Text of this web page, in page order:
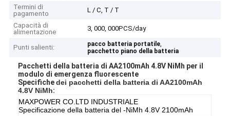
Termini di
pagamento
L / C, T / T
Capacità di
alimentazione
3, 000, 000PCS/day
Punti salienti: pacco batteria portatile,
pacchetto piano della batteria
Pacchetti della batteria di AA2100mAh 4.8V NiMh per il
modulo di emergenza fluorescente
Specifiche dei pacchetti della batteria di AA2100mAh
4.8V NiMh:
MAXPOWER CO.LTD INDUSTRIALE
Specificazione della batteria del -NiMh 4.8V 2100mAh